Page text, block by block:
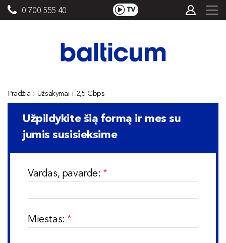
0 700 555 40
Pradžia › Užsakymai › 2,5 Gbps
Užpildykite šią formą ir mes su
jumis susisieksime
Vardas, pavardė:
Miestas: